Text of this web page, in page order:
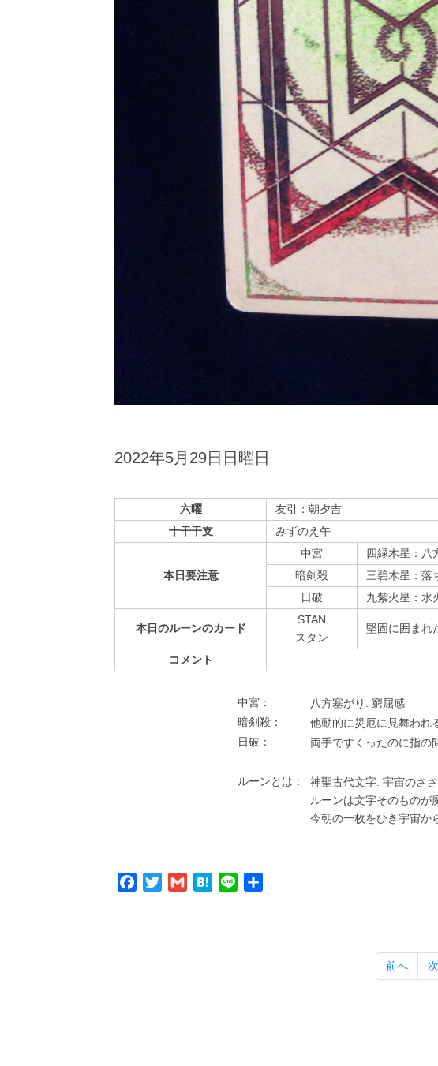
2022年5月29日日曜日
六曜
友引：朝夕吉
十干干支
みずのえ午
本日要注意
中宮
四緑木星：八
暗剣殺
三碧木星：落
⽇破
九紫火星：水
本日のルーンのカード
STAN
スタン
堅固に囲まれ
コメント
中宮：
⼋⽅塞がり. 窮屈感
暗剣殺：
他動的に災厄に⾒舞われ
⽇破：
両⼿ですくったのに指の
ルーンとは：
神聖古代⽂字. 宇宙のさ
ルーンは⽂字そのものが
今朝の⼀枚をひき宇宙か
Facebook
TwitterGmail Hatena
Line
前へ